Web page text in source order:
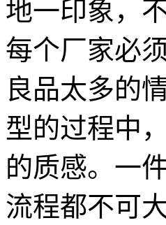
地一印象，
每个厂家必
良品太多的
型的过程中
的质感。一
流程都不可